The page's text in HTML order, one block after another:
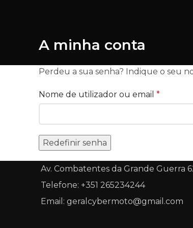
A minha conta
Perdeu a sua senha? Indique o seu
Nome de utilizador ou email *
Redefinir senha
Av. Combatentes da Grande Guerra
Telefone: +351 265234244
Email: geralcybermoto@gmail.com